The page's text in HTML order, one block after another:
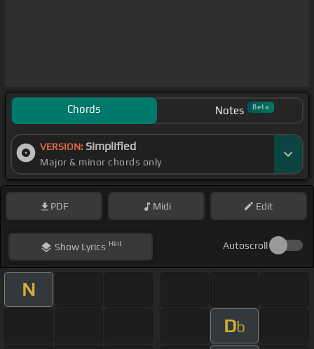
Chords Notes Beta
VERSION: Simplified
Major & minor chords only
PDF Midi Edit
ShowLyrics Hint Autoscroll
N
Db